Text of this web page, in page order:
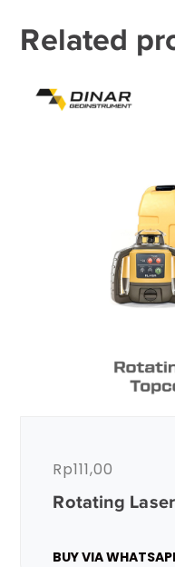
Related
Rotating
Rp111,00
BUY VIA